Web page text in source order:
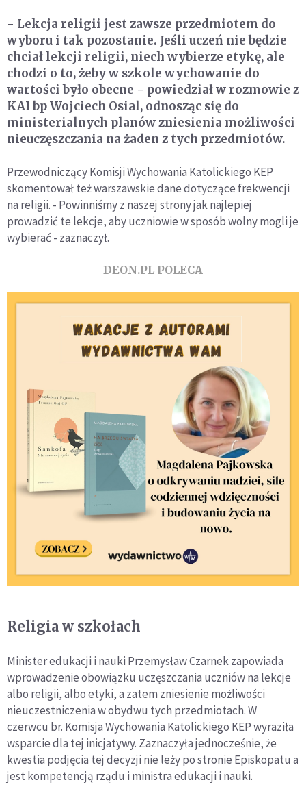
- Lekcja religii jest zawsze przedmiotem do
wyboru i tak pozostanie. Jeśli uczeń nie będzie
chciał lekcji religii, niech wybierze etykę, ale
chodzi o to, żeby w szkole wychowanie do
wartości było obecne - powiedział w rozmowie z
KAI bp Wojciech Osial, odnosząc się do
ministerialnych planów zniesienia możliwości
nieuczęszczania na żaden z tych przedmiotów.
Przewodniczący Komisji Wychowania Katolickiego KEP
skomentował też warszawskie dane dotyczące frekwencji
na religii. - Powinniśmy z naszej strony jak najlepiej
prowadzić te lekcje, aby uczniowie w sposób wolny mogli je
wybierać - zaznaczył.
DEON.PL POLECA
Religia w szkołach
Minister edukacji i nauki Przemysław Czarnek zapowiada
wprowadzenie obowiązku uczęszczania uczniów na lekcje
albo religii, albo etyki, a zatem zniesienie możliwości
nieuczestniczenia w obydwu tych przedmiotach. W
czerwcu br. Komisja Wychowania Katolickiego KEP wyraziła
wsparcie dla tej inicjatywy. Zaznaczyła jednocześnie, że
kwestia podjęcia tej decyzji nie leży po stronie Episkopatu a
jest kompetencją rządu i ministra edukacji i nauki.